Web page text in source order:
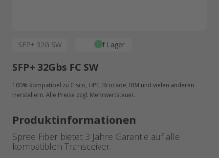
SFP+ 32G SW auf Lager
SFP+ 32Gbs FC SW
100% kompatibel zu Cisco, HPE, Brocade, IBM und vielen anderen
Herstellern. Alle Preise zzgl. Mehrwertsteuer.
Produktinformationen
Spree Fiber bietet 3 Jahre Garantie auf alle
kompatiblen Transceiver.